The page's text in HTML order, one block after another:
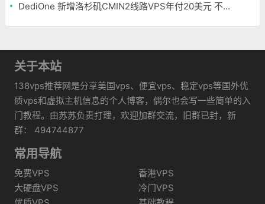
DediOne 新增洛杉矶CMIN2线路VPS年付20美元 不限流量
关于本站
138vps推荐网是分享美国vps、便宜vps、稳定vps等国外优
质vps和虚拟主机信息的个人博客，偶尔也会写一些简单的入
门教程。由苏苏负责打理，欢迎加群交流，旧群已封，新
群： 494744877
常用导航
免费VPS
香港VPS
大硬盘VPS
冷门VPS